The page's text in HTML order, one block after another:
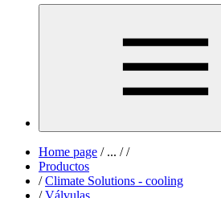
Home page /... / /
Productos
/ Climate Solutions - cooling
/ Válvulas